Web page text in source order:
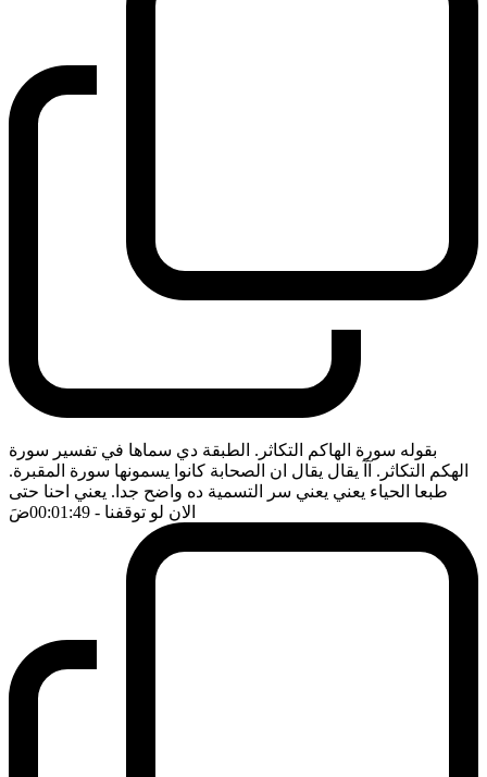
بقوله سورة الهاكم التكاثر. الطبقة دي سماها في تفسير سورة
الهكم التكاثر. آآ يقال يقال ان الصحابة كانوا يسمونها سورة المقبرة.
طبعا الحياء يعني يعني سر التسمية ده واضح جدا. يعني احنا حتى
الان لو توقفنا - 00:01:49 ضَ